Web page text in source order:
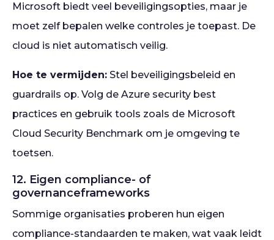
Microsoft biedt veel beveiligingsopties, maar je
moet zelf bepalen welke controles je toepast. De
cloud is niet automatisch veilig.
Hoe te vermijden: Stel beveiligingsbeleid en
guardrails op. Volg de Azure security best
practices en gebruik tools zoals de Microsoft
Cloud Security Benchmark om je omgeving te
toetsen.
12. Eigen compliance- of
governanceframeworks
Sommige organisaties proberen hun eigen
compliance-standaarden te maken, wat vaak leidt